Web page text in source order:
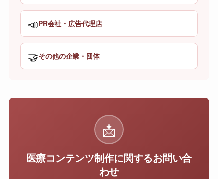
📣PR会社・広告代理店
🤝その他の企業・団体
📩
医療コンテンツ制作に関するお問い合
わせ